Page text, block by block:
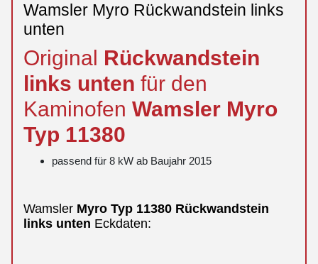
Wamsler Myro Rückwandstein links
unten
Original Rückwandstein
links unten für den
Kaminofen Wamsler Myro
Typ 11380
passend für 8 kW ab Baujahr 2015
Wamsler Myro Typ 11380 Rückwandstein
links unten Eckdaten: